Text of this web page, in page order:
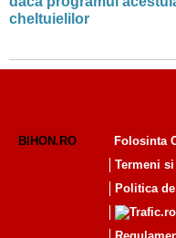
cheltuielilor
BIHON.RO
Folosinta
Termeni
Politica